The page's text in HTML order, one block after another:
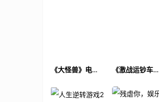
《大怪兽》电影
《激战运钞车》